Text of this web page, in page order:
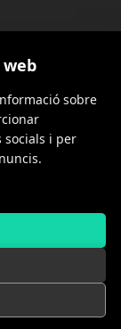
web
sobre
socials i per